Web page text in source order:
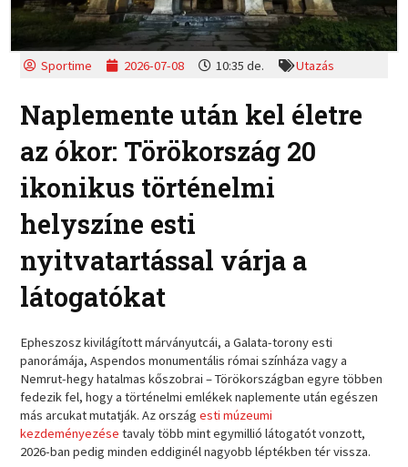
Sportime 2026-07-08 10:35 de. Utazás
Naplemente után kel életre
az ókor: Törökország 20
ikonikus történelmi
helyszíne esti
nyitvatartással várja a
látogatókat
Epheszosz kivilágított márványutcái, a Galata-torony esti
panorámája, Aspendos monumentális római színháza vagy a
Nemrut-hegy hatalmas kőszobrai – Törökországban egyre többen
fedezik fel, hogy a történelmi emlékek naplemente után egészen
más arcukat mutatják. Az országesti múzeumi
kezdeményezése tavaly több mint egymillió látogatót vonzott,
2026-ban pedig minden eddiginél nagyobb léptékben tér vissza.